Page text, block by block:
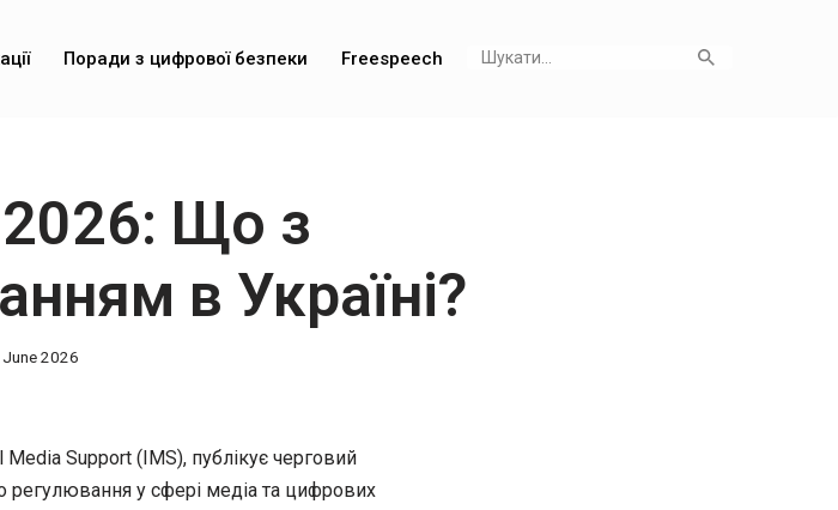
Поради з цифрової безпеки Freespeech
Що з
в Україні?
June 2026
Support (IMS), публікує черговий
у сфері медіа та цифрових